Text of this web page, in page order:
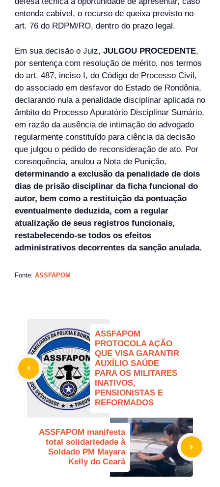
entenda cabível, o recurso de queixa previsto no
art. 76 do RDPM/RO, dentro do prazo legal.
Em sua decisão o Juiz, JULGOU PROCEDENTE,
por sentença com resolução de mérito, nos termos
do art. 487, inciso I, do Código de Processo Civil,
do associado em desfavor do Estado de Rondônia,
declarando nula a penalidade disciplinar aplicada no
âmbito do Processo Apuratório Disciplinar Sumário,
em razão da ausência de intimação do advogado
regularmente constituído para ciência da decisão
que julgou o pedido de reconsideração de ato. Por
consequência, anulou a Nota de Punição,
determinando a exclusão da penalidade de dois
dias de prisão disciplinar da ficha funcional do
autor, bem como a restituição da pontuação
eventualmente deduzida, com a regular
atualização de seus registros funcionais,
restabelecendo-se todos os efeitos
administrativos decorrentes da sanção anulada.
Fonte: ASSFAPOM
ASSFAPOM
PROTOCOLA AÇÃO
QUE VISA GARANTIR
AUXÍLIO SAÚDE
PARA OS MILITARES
INATIVOS,
PENSIONISTAS E
REFORMADOS
ASSFAPOM manifesta
total solidariedade à
Soldado PM Mayara
Kelly do Ceará